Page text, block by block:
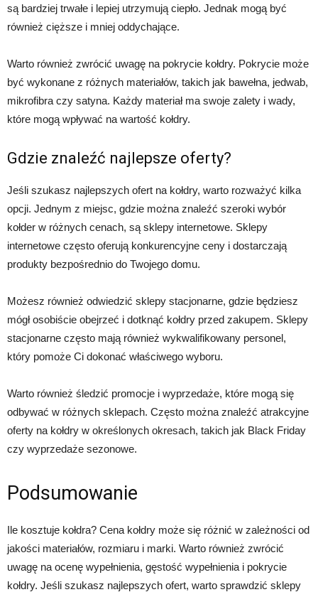
są bardziej trwałe i lepiej utrzymują ciepło. Jednak mogą być
również cięższe i mniej oddychające.
Warto również zwrócić uwagę na pokrycie kołdry. Pokrycie może
być wykonane z różnych materiałów, takich jak bawełna, jedwab,
mikrofibra czy satyna. Każdy materiał ma swoje zalety i wady,
które mogą wpływać na wartość kołdry.
Gdzie znaleźć najlepsze oferty?
Jeśli szukasz najlepszych ofert na kołdry, warto rozważyć kilka
opcji. Jednym z miejsc, gdzie można znaleźć szeroki wybór
kołder w różnych cenach, są sklepy internetowe. Sklepy
internetowe często oferują konkurencyjne ceny i dostarczają
produkty bezpośrednio do Twojego domu.
Możesz również odwiedzić sklepy stacjonarne, gdzie będziesz
mógł osobiście obejrzeć i dotknąć kołdry przed zakupem. Sklepy
stacjonarne często mają również wykwalifikowany personel,
który pomoże Ci dokonać właściwego wyboru.
Warto również śledzić promocje i wyprzedaże, które mogą się
odbywać w różnych sklepach. Często można znaleźć atrakcyjne
oferty na kołdry w określonych okresach, takich jak Black Friday
czy wyprzedaże sezonowe.
Podsumowanie
Ile kosztuje kołdra? Cena kołdry może się różnić w zależności od
jakości materiałów, rozmiaru i marki. Warto również zwrócić
uwagę na ocenę wypełnienia, gęstość wypełnienia i pokrycie
kołdry. Jeśli szukasz najlepszych ofert, warto sprawdzić sklepy